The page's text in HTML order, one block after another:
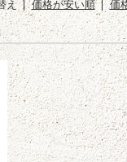
え 価格が安い順 価